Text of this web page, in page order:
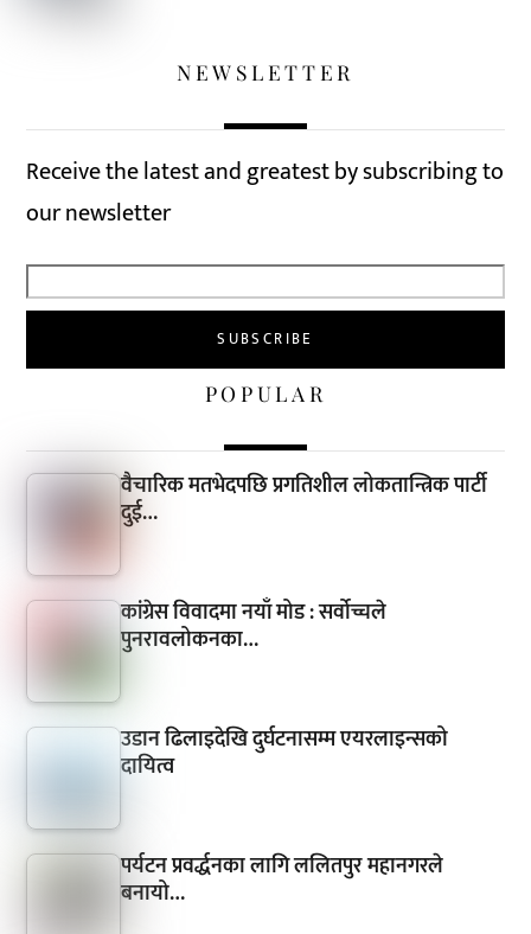
NEWSLETTER
Receive the latest and greatest by subscribing to
our newsletter
POPULAR
वैचारिक मतभेदपछि प्रगतिशील लोकतान्त्रिक पार्टी
दुई…
कांग्रेस विवादमा नयाँ मोड : सर्वोच्चले
पुनरावलोकनका…
उडान ढिलाइदेखि दुर्घटनासम्म एयरलाइन्सको
दायित्व
पर्यटन प्रवर्द्धनका लागि ललितपुर महानगरले
बनायो…